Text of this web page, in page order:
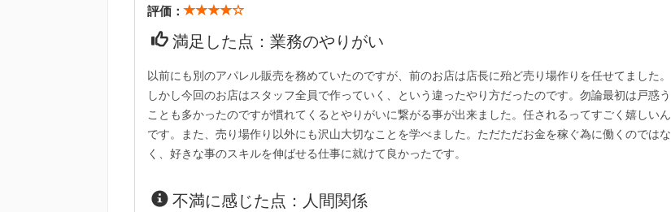
評価：
満足した点：業務のやりがい
以前にも別のアパレル販売を務めていたのですが、前のお店は店長に殆ど売り場作りを任せてました。
しかし今回のお店はスタッフ全員で作っていく、という違ったやり方だったのです。勿論最初は戸惑う
ことも多かったのですが慣れてくるとやりがいに繋がる事が出来ました。任されるってすごく嬉しいん
です。また、売り場作り以外にも沢山大切なことを学べました。ただただお金を稼ぐ為に働くのではな
く、好きな事のスキルを伸ばせる仕事に就けて良かったです。
不満に感じた点：人間関係